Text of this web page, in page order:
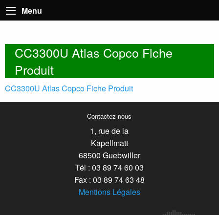
Menu
CC3300U Atlas Copco Fiche
Produit
CC3300U Atlas Copco Fiche Produit
Contactez-nous
1, rue de la
Kapellmatt
68500 Guebwiller
Tél : 03 89 74 60 03
Fax : 03 89 74 63 48
Mentions Légales